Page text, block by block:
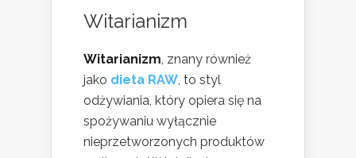
Witarianizm
Witarianizm, znany również
jako dieta RAW, to styl
odżywiania, który opiera się na
spożywaniu wyłącznie
nieprzetworzonych produktów